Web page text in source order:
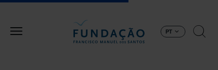
PT